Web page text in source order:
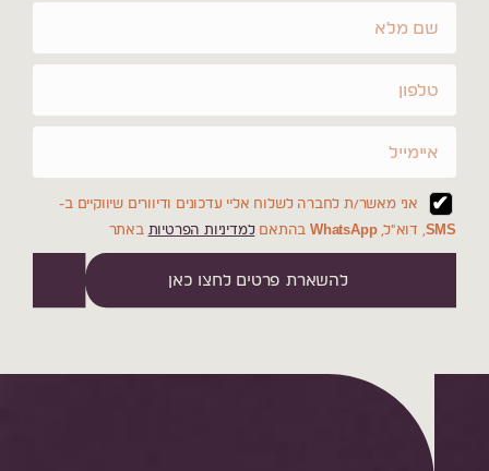
אני מאשר/ת לחברה לשלוח אליי עדכונים ודיוורים שיווקיים ב-
SMS, דוא"ל, WhatsApp בהתאם
למדיניות הפרטיות באתר
להשארת פרטים לחצו כאן